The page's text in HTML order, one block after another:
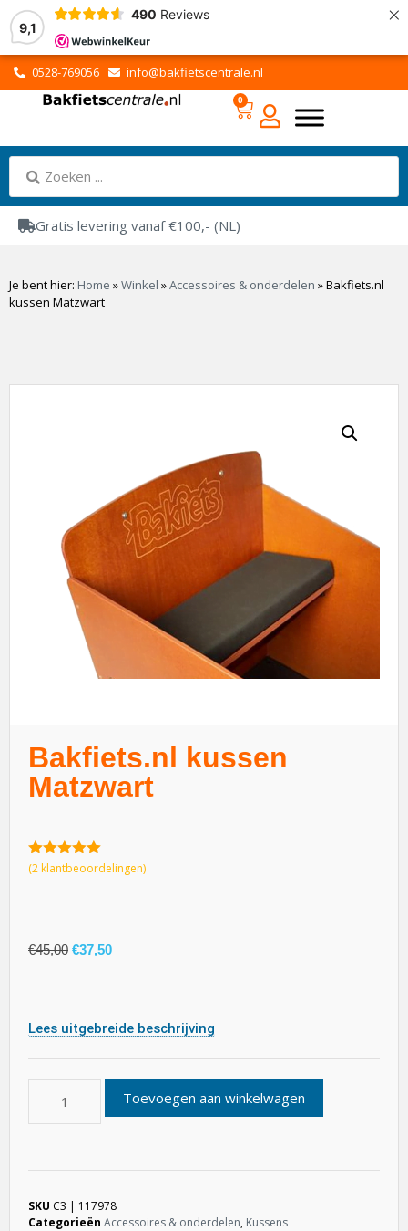
9,1
490 Reviews ×
0528-769056 info@bakfietscentrale.nl
0
Gratis levering vanaf €100,- (NL)
Je bent hier: Home »Winkel »Accessoires & onderdelen »Bakfiets.nl
kussen Matzwart
Bakfiets.nl kussen
Matzwart
5.00van 5
(2klantbeoordelingen)
€45,00 €37,50
Lees uitgebreide beschrijving
Toevoegen aan winkelwagen
SKU C3 | 117978
Categorieën Accessoires & onderdelen, Kussens